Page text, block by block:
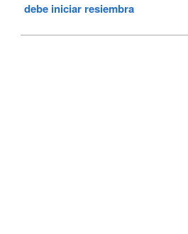
debe iniciar resiembra